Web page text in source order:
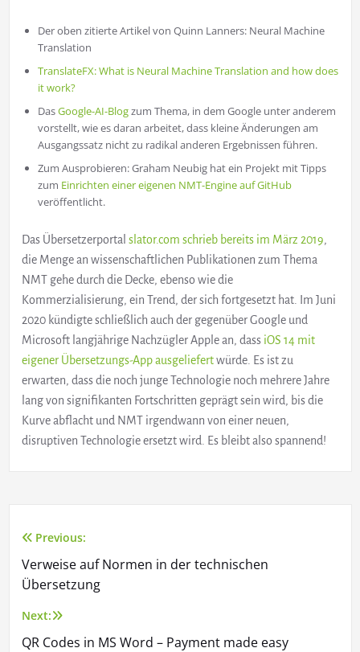
Der oben zitierte Artikel von Quinn Lanners: Neural Machine
Translation
TranslateFX: What is Neural Machine Translation and how does
it work?
DasGoogle-AI-Blogzum Thema, in dem Google unter anderem
vorstellt, wie es daran arbeitet, dass kleine Änderungen am
Ausgangssatz nicht zu radikal anderen Ergebnissen führen.
Zum Ausprobieren: Graham Neubig hat ein Projekt mit Tipps
zum Einrichten einer eigenen NMT-Engine auf GitHub
veröffentlicht.
Das Übersetzerportal slator.com schrieb bereits im März 2019
die Menge an wissenschaftlichen Publikationen zum Thema
NMT gehe durch die Decke, ebenso wie die
Kommerzialisierung, ein Trend, der sich fortgesetzt hat. Im Juni
2020 kündigte schließlich auch der gegenüber Google und
Microsoft langjährige Nachzügler Apple an, dass iOS 14 mit
eigener Übersetzungs-App ausgeliefertwürde. Es ist zu
erwarten, dass die noch junge Technologie noch mehrere Jahre
lang von signifikanten Fortschritten geprägt sein wird, bis die
Kurve abflacht und NMT irgendwann von einer neuen,
disruptiven Technologie ersetzt wird. Es bleibt also spannend!
Navigation
de
l’article
Previous:
Verweise auf Normen in der technischen
Übersetzung
Next:
QR Codes in MS Word – Payment made easy